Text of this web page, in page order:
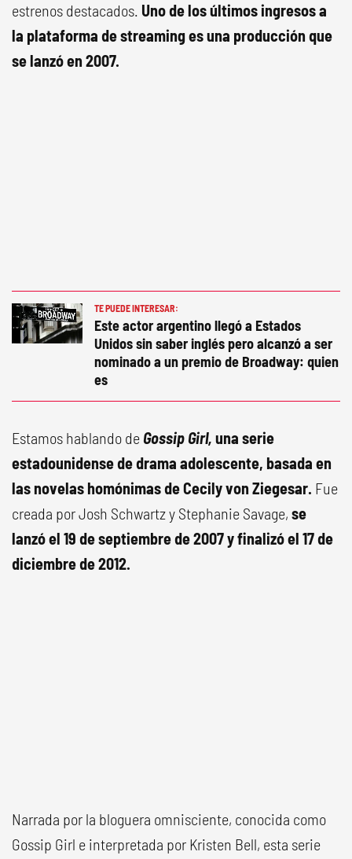
estrenos destacados. Uno de los últimos ingresos a
la plataforma de streaming es una producción que
se lanzó en 2007.
TE PUEDE INTERESAR:
Este actor argentino llegó a Estados
Unidos sin saber inglés pero alcanzó a ser
nominado a un premio de Broadway: quien
es
Estamos hablando de Gossip Girl, una serie
estadounidense de drama adolescente, basada en
las novelas homónimas de Cecily von Ziegesar. Fue
creada por Josh Schwartz y Stephanie Savage, se
lanzó el 19 de septiembre de 2007 y finalizó el 17 de
diciembre de 2012.
Narrada por la bloguera omnisciente, conocida como
Gossip Girl e interpretada por Kristen Bell, esta serie